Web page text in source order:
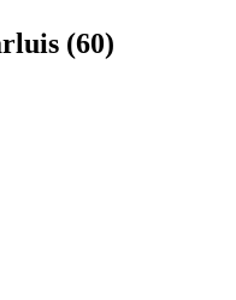
(60)